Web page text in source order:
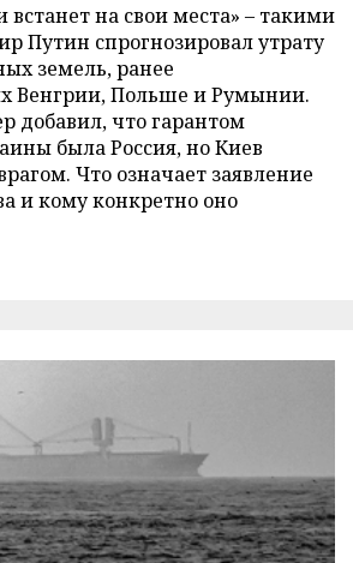
встанет на свои места» – такими
Путин спрогнозировал утрату
земель, ранее
Венгрии, Польше и Румынии.
добавил, что гарантом
была Россия, но Киев
Что означает заявление
и кому конкретно оно